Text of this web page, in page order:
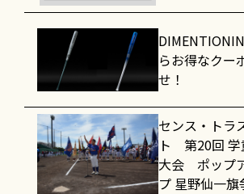
らお得なクー
せ！
センス・トラ
ト 第20回 学
大会 ポップ
プ 星野仙一